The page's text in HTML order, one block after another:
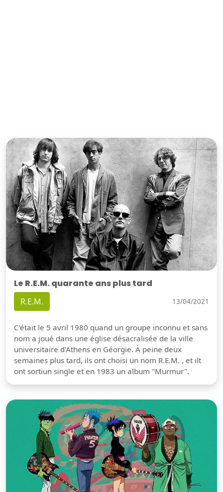
Le R.E.M. quarante ans plus tard
R.E.M. 13/04/2021
C'était le 5 avril 1980 quand un groupe inconnu et sans
nom a joué dans une église désacralisée de la ville
universitaire d'Athens en Géorgie. À peine deux
semaines plus tard, ils ont choisi un nom R.E.M. , et ilt
ont sortiun single et en 1983 un album "Murmur".